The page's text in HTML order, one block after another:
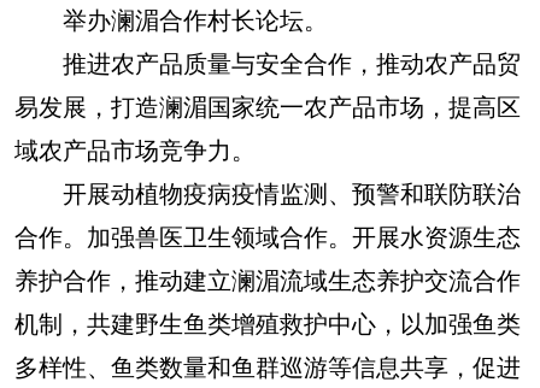
举办澜湄合作村长论坛。
推进农产品质量与安全合作，推动农产品贸
易发展，打造澜湄国家统一农产品市场，提高区
域农产品市场竞争力。
开展动植物疫病疫情监测、预警和联防联治
合作。加强兽医卫生领域合作。开展水资源生态
养护合作，推动建立澜湄流域生态养护交流合作
机制，共建野生鱼类增殖救护中心，以加强鱼类
多样性、鱼类数量和鱼群巡游等信息共享，促进